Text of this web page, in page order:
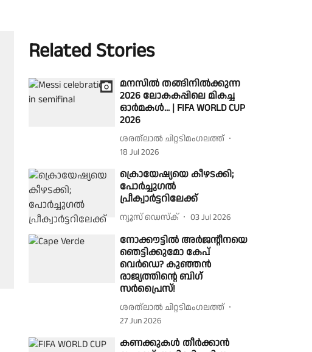
Related Stories
മനസിൽ തങ്ങിനിൽക്കുന്ന
2026 ലോകകപ്പിലെ മികച്ച
ഓർമകൾ... | FIFA WORLD CUP
2026
ശരത്‌ലാൽ ചിറ്റടിമംഗലത്ത്
18 Jul 2026
ക്രൊയേഷ്യയെ കീഴടക്കി;
പോർച്ചുഗൽ
പ്രീക്വാർട്ടറിലേക്ക്
ന്യൂസ് ഡെസ്ക് 03 Jul 2026
നോക്കൗട്ടിൽ അർജൻ്റീനയെ
ഞെട്ടിക്കുമോ കേപ്
വെർഡെ? കുഞ്ഞൻ
രാജ്യത്തിൻ്റെ ബിഗ്
സർപ്രൈസ്!
ശരത്‌ലാൽ ചിറ്റടിമംഗലത്ത്
27 Jun 2026
കണക്കുകൾ തീർക്കാൻ